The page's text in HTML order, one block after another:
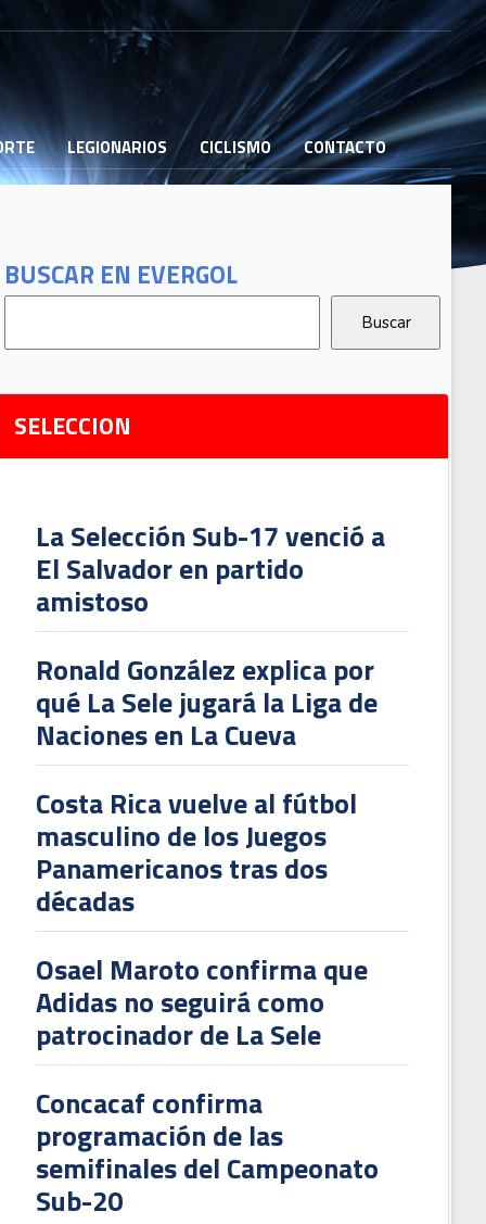
LEGIONARIOS CICLISMO CONTACTO
BUSCAR EN EVERGOL
SELECCION
La Selección Sub-17 venció a
El Salvador en partido
amistoso
Ronald González explica por
qué La Sele jugará la Liga de
Naciones en La Cueva
Costa Rica vuelve al fútbol
masculino de los Juegos
Panamericanos tras dos
décadas
Osael Maroto confirma que
Adidas no seguirá como
patrocinador de La Sele
Concacaf confirma
programación de las
semifinales del Campeonato
Sub-20